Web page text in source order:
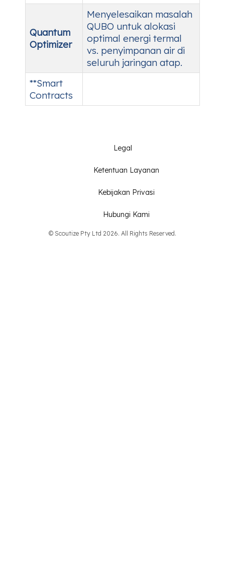
Quantum
Optimizer
Menyelesaikan masalah
QUBO untuk alokasi
optimal energi termal
vs. penyimpanan air di
seluruh jaringan atap.
**Smart
Contracts
Legal
Ketentuan Layanan
Kebijakan Privasi
Hubungi Kami
© Scoutize Pty Ltd 2026. All Rights Reserved.